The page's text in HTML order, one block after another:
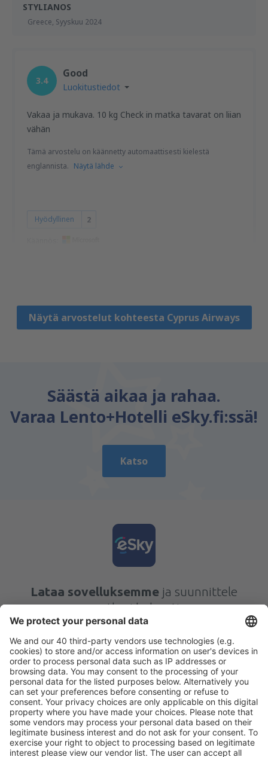
STYLIANOS
Greece, Syyskuu 2024
3.4
Good
Luokitustiedot
Vakaa ja mukava. 10 kg Check in matka tavarat on liian
vähän
Tämä arvostelu on käännetty automaattisesti kielestä
englannista. Näytä lähde
Hyödyllinen 2
Näytä arvostelut kohteesta Cyprus Airways
Säästä aikaa ja rahaa.
Varaa Lento+Hotelli eSky.fi:ssä!
Katso
Lataa sovelluksemme ja suunnittele
matkasi helposti
Suunnittele matkasi
Halvat lennot
Kaupunkilomat
Lomamatkat